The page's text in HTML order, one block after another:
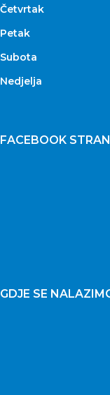
Četvrtak
Petak
Subota
Nedjelja
FACEBOOK
GDJE SE